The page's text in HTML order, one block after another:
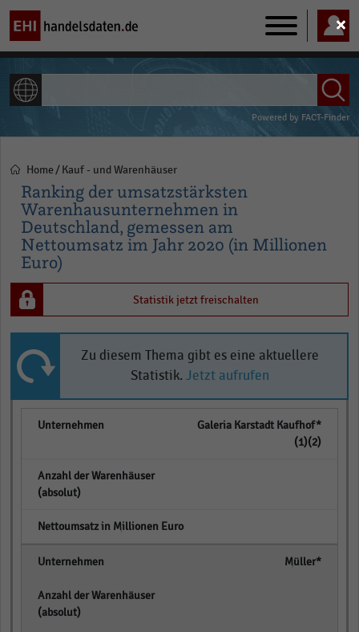
Main
navigation
Powered by FACT-Finder
Pfadnavigation
Home Kauf - und Warenhäuser
Ranking der umsatzstärksten
Warenhausunternehmen in
Deutschland, gemessen am
Nettoumsatz im Jahr 2020 (in Millionen
Euro)
Statistik jetzt freischalten
Zu diesem Thema gibt es eine aktuellere
Statistik. Jetzt aufrufen
Galeria Karstadt Kaufhof*
(1)(2)
Müller*